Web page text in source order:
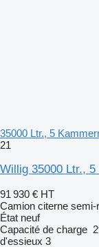
35000 Ltr., 5
21
Willig 35000 Ltr.,
91 930 € HT
Camion citerne semi-
État neuf
Capacité de charge
d'essieux 3